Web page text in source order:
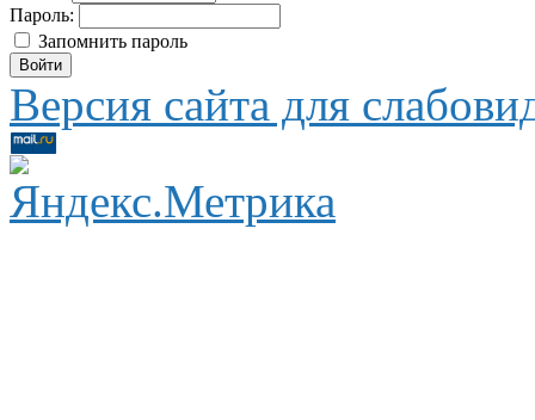
Пароль:
Запомнить пароль
Версия сайта для